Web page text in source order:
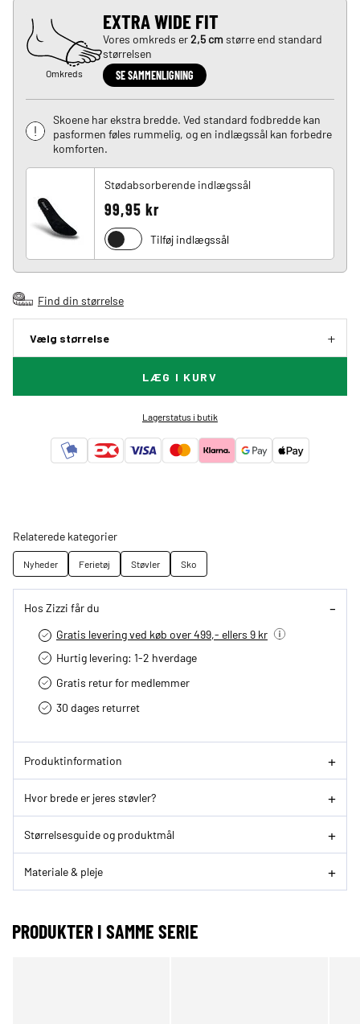
Omkreds
EXTRA WIDE FIT
Vores omkreds er2,5 cmstørre end standard
størrelsen
SE SAMMENLIGNING
Skoene har ekstra bredde. Ved standard fodbredde kan
pasformen føles rummelig, og en indlægssål kan forbedre
komforten.
Stødabsorberende indlægssål
99,95 kr
Tilføj indlægssål
Find din størrelse
Vælg størrelse
LÆG I KURV
Lagerstatus i butik
Relaterede kategorier
Nyheder Ferietøj Støvler Sko
Hos Zizzi får du
Gratis levering ved køb over 499,- ellers 9 kr
Hurtig levering­: 1-2 hverdage
Gratis retur for medlemmer
30 dages returret
Produktinformation
Hvor brede er jeres støvler?
Størrelsesguide og produktmål
Materiale & pleje
PRODUKTER I SAMME SERIE